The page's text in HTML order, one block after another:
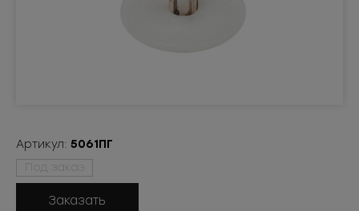
Артикул: 5061ПГ
Под заказ
Заказать